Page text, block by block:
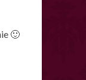
🙂